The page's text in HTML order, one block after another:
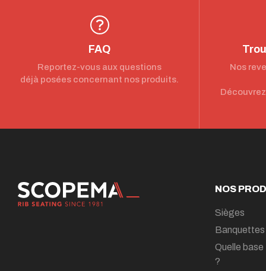
FAQ
Reportez-vous aux questions
déjà posées concernant nos produits.
Nos
NOS
Sièges
Banquettes
Quelle
?